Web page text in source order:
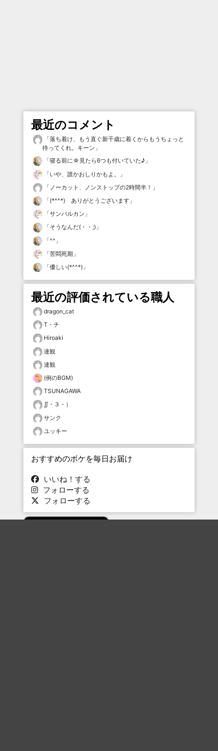
最近のコメント
「落ち着け、もう直ぐ新千歳に着くからもうちょっと
待ってくれ。キーン 」
「寝る前に☆見たら6つも付いていた♪ 」
「いや、誰かおしりかもよ。
」
「 ノーカット、ノンストップの2時間半！ 」
「(*^^*) ありがとうございます 」
「サンバルカン 」
「そうなんだ(・・;) 」
「^^ 」
「苦悶死期 」
「優しい(*^^*) 」
最近の評価されている職人
dragon_cat
T・チ
Hiroaki
達観
達観
(例のBGM)
TSUNAGAWA
∬・３・）
サンク
ユッキー
おすすめのボケを毎日お届け
いいね！する
フォローする
フォローする